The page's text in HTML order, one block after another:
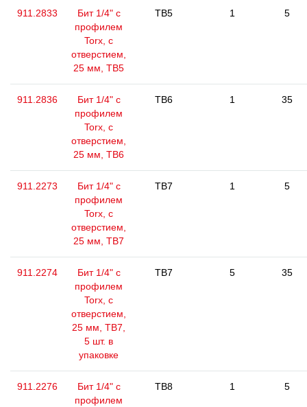
911.2833
Бит 1/4" с
профилем
Torx, с
отверстием,
25 мм, ТВ5
TB5 1 5
911.2836
Бит 1/4" с
профилем
Torx, с
отверстием,
25 мм, ТВ6
TB6 1 35
911.2273
Бит 1/4" с
профилем
Torx, с
отверстием,
25 мм, ТВ7
TB7 1 5
911.2274
Бит 1/4" с
профилем
Torx, с
отверстием,
25 мм, ТВ7,
5 шт. в
упаковке
TB7 5 35
911.2276
Бит 1/4" с
профилем
TB8 1 5